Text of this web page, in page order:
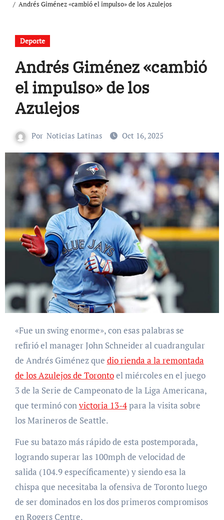
Andrés Giménez «cambió el impulso» de los Azulejos
Deporte
Andrés Giménez «cambió
el impulso» de los
Azulejos
Por Noticias Latinas Oct 16, 2025
«Fue un swing enorme», con esas palabras se
refirió el manager John Schneider al cuadrangular
de Andrés Giménez que dio rienda a la remontada
de los Azulejos de Torontoel miércoles en el juego
3 de la Serie de Campeonato de la Liga Americana,
que terminó convictoria 13-4para la visita sobre
los Marineros de Seattle.
Fue su batazo más rápido de esta postemporada,
logrando superar las 100mph de velocidad de
salida (104.9 específicamente) y siendo esa la
chispa que necesitaba la ofensiva de Toronto luego
de ser dominados en los dos primeros compromisos
en Rogers Centre.